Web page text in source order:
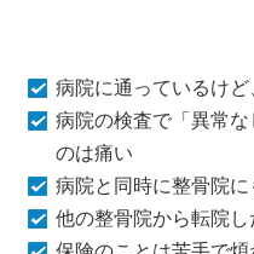
病院に通っているけ
病院の検査で「異常
のは痛い
病院と同時に整骨院に
他の整骨院から転院し